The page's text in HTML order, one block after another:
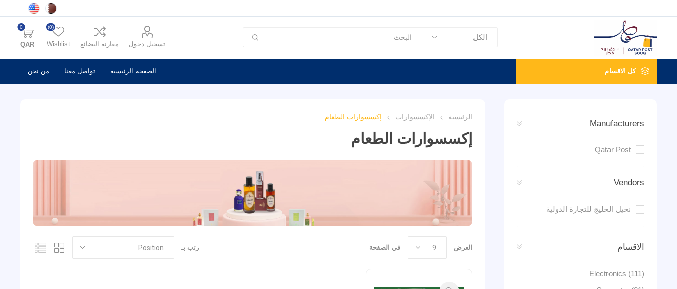
تسجيل دخول مقارنه البضائع Wishlist
(0)
0
QAR
كل الاقسام الصفحة الرئيسية تواصل معنا من نحن
الرئيسية الإكسسوارات إكسسوارات الطعام
إكسسوارات الطعام
رتب بـ العرض في الصفحة
Manufacturers
Qatar Post
Vendors
نخيل الخليج للتجارة الدولية
الاقسام
Electronics (111)